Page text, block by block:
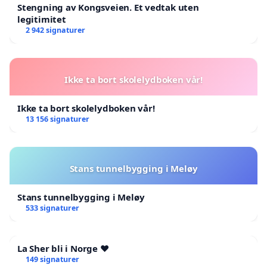
Stengning av Kongsveien. Et vedtak uten
legitimitet
2 942 signaturer
Ikke ta bort skolelydboken vår!
Ikke ta bort skolelydboken vår!
13 156 signaturer
Stans tunnelbygging i Meløy
Stans tunnelbygging i Meløy
533 signaturer
La Sher bli i Norge ❤️
149 signaturer